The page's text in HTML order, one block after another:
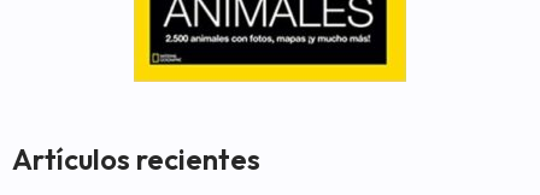
Artículos recientes